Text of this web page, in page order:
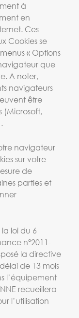
à
en
Ces
Cookies se
« Options
que
A noter,
navigateurs
être
(Microsoft,
navigateur
sur votre
de
parties et
loi du 6
n°2011-
la directive
de 13 mois
l’équipement
recueillera
l’utilisation